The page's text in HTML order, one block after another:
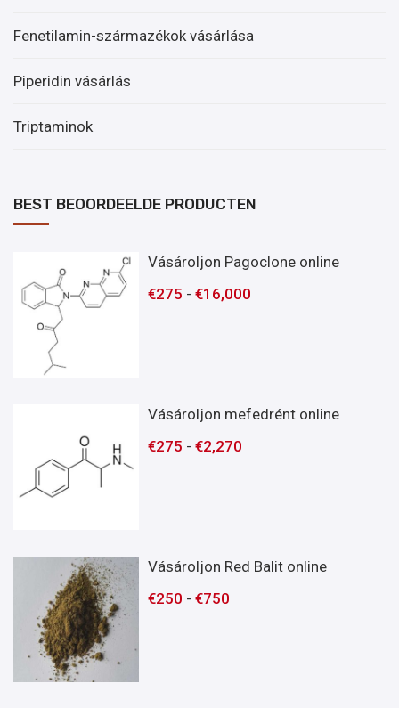
Fenetilamin-származékok vásárlása
Piperidin vásárlás
Triptaminok
BEST BEOORDEELDE PRODUCTEN
Vásároljon Pagoclone online
€275 -€16,000
Vásároljon mefedrént online
€275 -€2,270
Vásároljon Red Balit online
€250 -€750